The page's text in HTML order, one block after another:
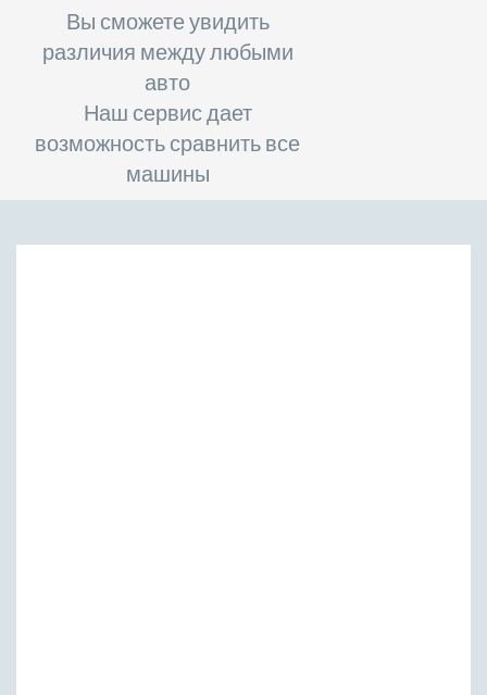
Вы сможете увидить
различия между любыми
авто
Наш сервис дает
возможность сравнить все
машины